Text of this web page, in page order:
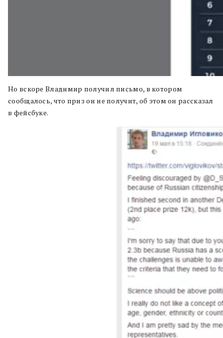
Но вскоре Владимир получил письмо, в котором
сообщалось, что приз он не получит, об этом он рассказал
в фейсбуке.